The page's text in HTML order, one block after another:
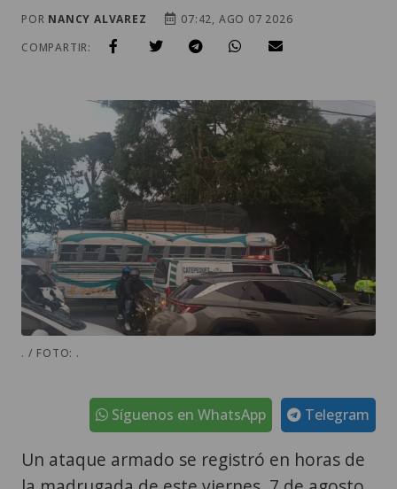
. / FOTO: .
Un ataque armado se registró en horas de
la madrugada de este viernes, 7 de agosto,
en el kilómetro 29 de la ruta